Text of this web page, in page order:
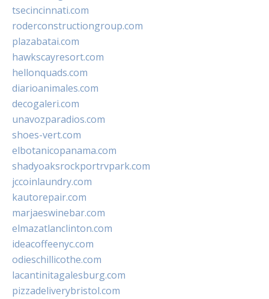
tsecincinnati.com
roderconstructiongroup.com
plazabatai.com
hawkscayresort.com
hellonquads.com
diarioanimales.com
decogaleri.com
unavozparadios.com
shoes-vert.com
elbotanicopanama.com
shadyoaksrockportrvpark.com
jccoinlaundry.com
kautorepair.com
marjaeswinebar.com
elmazatlanclinton.com
ideacoffeenyc.com
odieschillicothe.com
lacantinitagalesburg.com
pizzadeliverybristol.com